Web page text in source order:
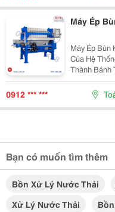
Máy Ép
Máy Ép Bùn
Của Hệ
Thành Bánh
Bùn Đến
Tốn Diện
Lý Ép...
0912 *** ***
Bạn có muốn tìm thêm
Bồn Xử Lý Nước Thải
Xử Lý Nước Thải